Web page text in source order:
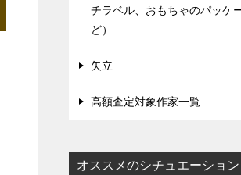
チラベル、おもちゃのパッケ
ど）
矢立
高額査定対象作家一覧
オススメのシチュエーション